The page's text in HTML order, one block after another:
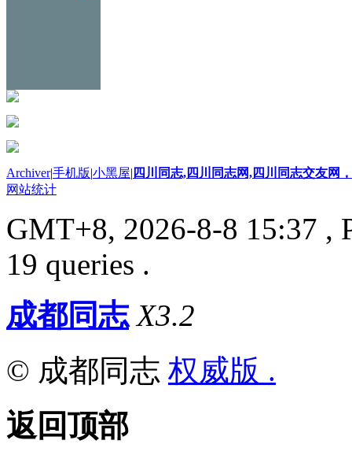
Archiver|手机版|小黑屋| 四川同志,四川同志网,四川同志交友网
网站统计
GMT+8, 2026-8-8 15:37 ,
19 queries .
成都同志 X3.2
© 成都同志 权威版 .
返回顶部